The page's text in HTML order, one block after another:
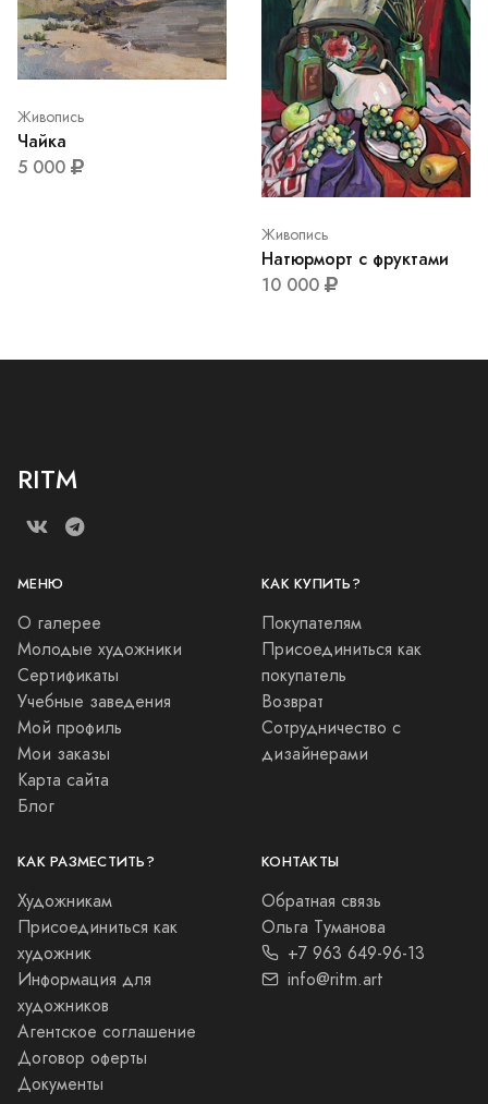
Живопись
Чайка
5 000
Живопись
Натюрморт с фруктами
10 000
RITM
МЕНЮ
О галерее
Молодые художники
Сертификаты
Учебные заведения
Мой профиль
Мои заказы
Карта сайта
Блог
КАК КУПИТЬ?
Покупателям
Присоединиться как
покупатель
Возврат
Сотрудничество с
дизайнерами
КАК РАЗМЕСТИТЬ?
Художникам
Присоединиться как
художник
Информация для
художников
Агентское соглашение
Договор оферты
Документы
КОНТАКТЫ
Обратная связь
Ольга Туманова
+7 963 649-96-13
info@ritm.art